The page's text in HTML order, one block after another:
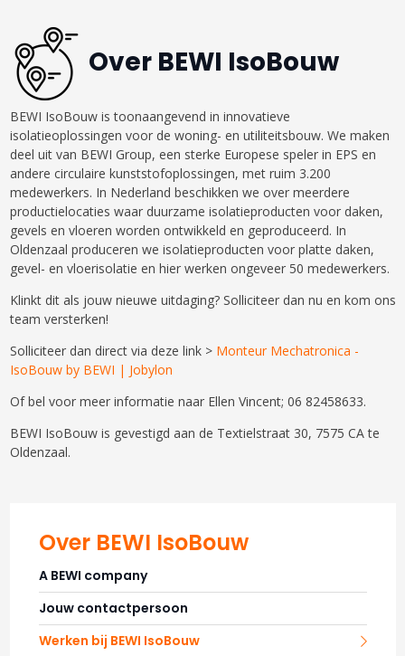
Over BEWI IsoBouw
BEWI IsoBouw is toonaangevend in innovatieve
isolatieoplossingen voor de woning- en utiliteitsbouw. We maken
deel uit van BEWI Group, een sterke Europese speler in EPS en
andere circulaire kunststofoplossingen, met ruim 3.200
medewerkers. In Nederland beschikken we over meerdere
productielocaties waar duurzame isolatieproducten voor daken,
gevels en vloeren worden ontwikkeld en geproduceerd. In
Oldenzaal produceren we isolatieproducten voor platte daken,
gevel- en vloerisolatie en hier werken ongeveer 50 medewerkers.
Klinkt dit als jouw nieuwe uitdaging? Solliciteer dan nu en kom ons
team versterken!
Solliciteerdan direct via deze link > Monteur Mechatronica -
IsoBouw by BEWI | Jobylon
Of bel voor meer informatie naar Ellen Vincent; 06 82458633.
BEWI IsoBouw is gevestigd aan de Textielstraat 30, 7575 CA te
Oldenzaal.
Over BEWI IsoBouw
A BEWI company
Jouw contactpersoon
Werken bij BEWI IsoBouw